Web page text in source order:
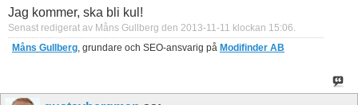
Jag kommer, ska bli kul!
Senast redigerat av Måns Gullberg den 2013-11-11 klockan 15:06.
Måns Gullberg, grundare och SEO-ansvarig på Modifinder AB